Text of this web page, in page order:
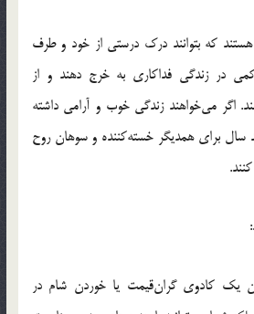
که بتوانند درک درستي از خود و طرف
در زندگي فداکاري به خرج دهند و از
اگر مي‌خواهند زندگي خوب و آرامي داشته
سال براي همديگر خسته‌کننده و سوهان روح
يک کادوي گران‌قيمت يا خوردن شام در